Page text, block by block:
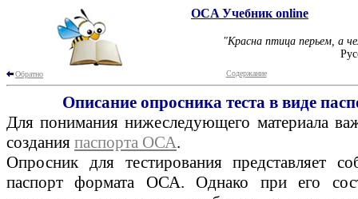
OCA Учебник online
"Красна птица перьем, а
Обратно Содержание
Описание опросника теста в виде
Для понимания нижеследующего материала
создания паспорта ОСА.
Опросник для тестирования представляет
паспорт формата ОСА. Однако при его